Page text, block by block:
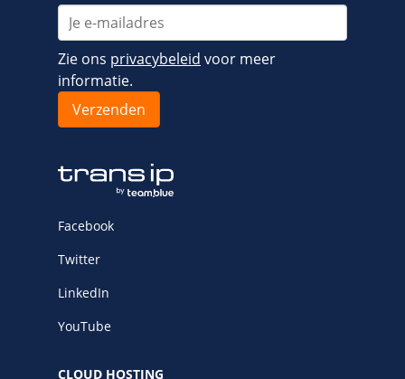
Zie ons privacybeleid voor meer
informatie.
Facebook
Twitter
LinkedIn
YouTube
CLOUD HOSTING